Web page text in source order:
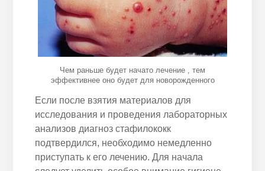
Чем раньше будет начато лечение , тем
эффективнее оно будет для новорожденного
Если после взятия материалов для
исследования и проведения лабораторных
анализов диагноз стафилококк
подтвердился, необходимо немедленно
приступать к его лечению. Для начала